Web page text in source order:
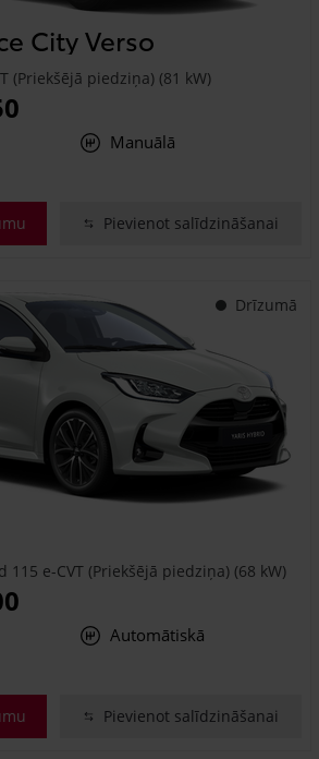
City Verso
(Priekšējā piedziņa) (81 kW)
Manuālā
Pievienot salīdzināšanai
Drīzumā
115 e-CVT (Priekšējā piedziņa) (68 kW)
Automātiskā
Pievienot salīdzināšanai